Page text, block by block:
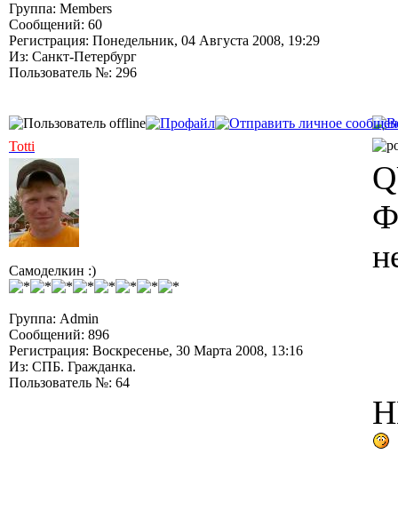
Группа: Members
Сообщений: 60
Регистрация: Понедельник, 04 Августа 2008, 19:29
Из: Санкт-Петербург
Пользователь №: 296
Totti
Самоделкин :)
Группа: Admin
Сообщений: 896
Регистрация: Воскресенье, 30 Марта 2008, 13:16
Из: СПБ. Гражданка.
Пользователь №: 64